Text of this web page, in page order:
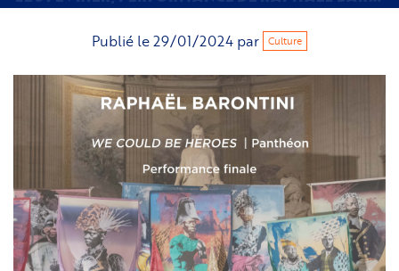
Publié le29/01/2024 par Culture